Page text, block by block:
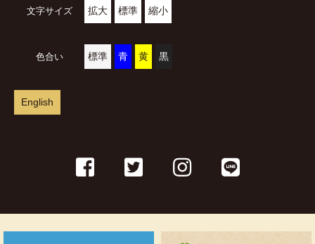
文字サイズ 拡大 標準 縮小
色合い 標準 青 黄 黒
English